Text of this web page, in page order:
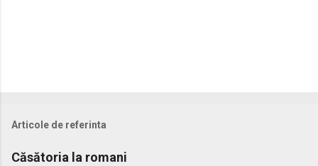
Articole de referinta
Căsătoria la romani